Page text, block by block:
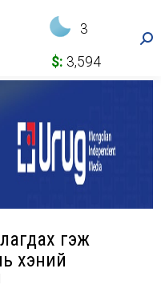
3
$: 3,594
гэж
хэний